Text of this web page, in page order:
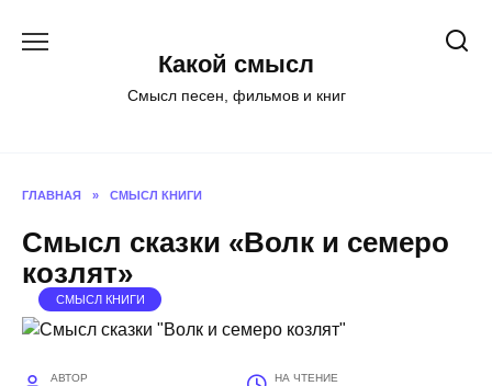
Какой смысл
Смысл песен, фильмов и книг
ГЛАВНАЯ » СМЫСЛ КНИГИ
Смысл сказки «Волк и семеро
козлят»
СМЫСЛ КНИГИ
АВТОР НА ЧТЕНИЕ